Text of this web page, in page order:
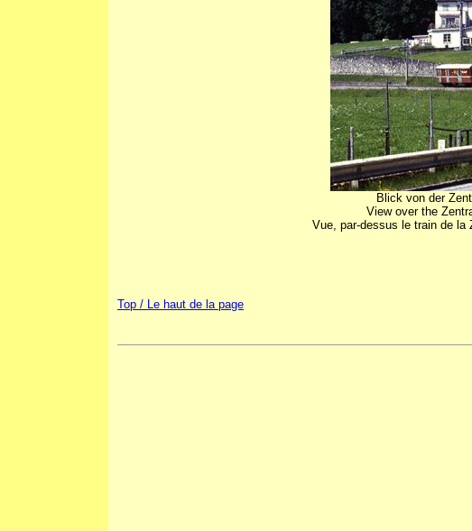
Blick von der
View over the
Vue, par-dessus le train de la
Top / Le haut de la page